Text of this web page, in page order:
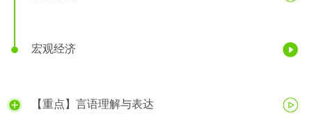
宏观经济
【重点】言语理解与表达